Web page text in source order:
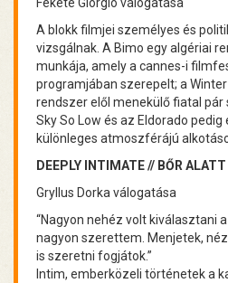
A blokk filmjei személyes és
vizsgálnak. A Bimo egy algériai
munkája, amely a cannes-i
programjában szerepelt; a
rendszer elől menekülő fiatal
Sky So Low és az Eldorado pedig
különleges atmoszférájú
DEEPLY INTIMATE // BŐR ALATT
Gryllus Dorka válogatása
“Nagyon nehéz volt kiválasztani
nagyon szerettem. Menjetek,
is szeretni fogjátok.”
Intim, emberközeli történetek a